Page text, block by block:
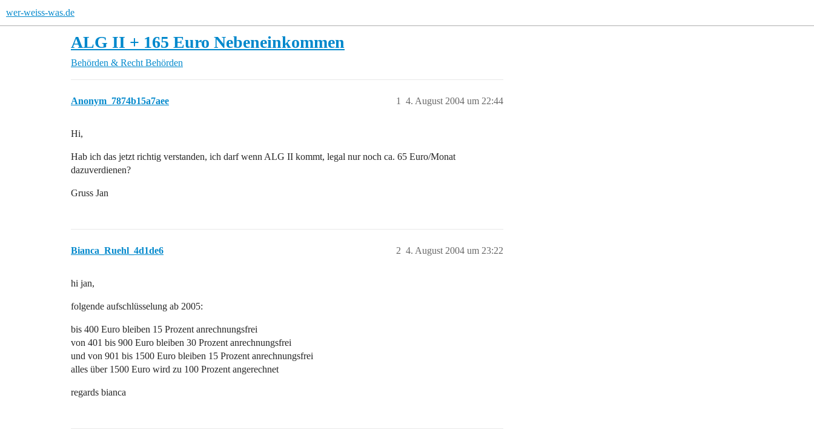
wer-weiss-was.de
ALG II + 165 Euro Nebeneinkommen
Behörden & Recht Behörden
Anonym_7874b15a7aee 4. August 2004 um 22:44
1
Hi,
Hab ich das jetzt richtig verstanden, ich darf wenn ALG II kommt, legal nur noch ca. 65 Euro/Monat
dazuverdienen?
Gruss Jan
Bianca_Ruehl_4d1de6 4. August 2004 um 23:22
2
hi jan,
folgende aufschlüsselung ab 2005:
bis 400 Euro bleiben 15 Prozent anrechnungsfrei
von 401 bis 900 Euro bleiben 30 Prozent anrechnungsfrei
und von 901 bis 1500 Euro bleiben 15 Prozent anrechnungsfrei
alles über 1500 Euro wird zu 100 Prozent angerechnet
regards bianca